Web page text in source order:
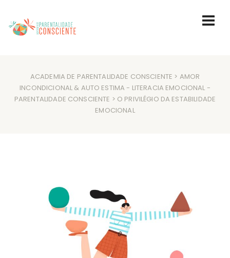
ACADEMIA DE PARENTALIDADE CONSCIENTE > AMOR
INCONDICIONAL & AUTO ESTIMA - LITERACIA EMOCIONAL -
PARENTALIDADE CONSCIENTE > O PRIVILÉGIO DA ESTABILIDADE
EMOCIONAL